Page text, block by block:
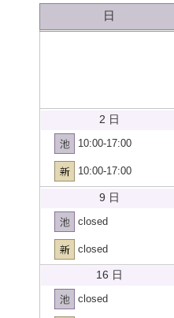
日
2 日
10:00-17:00
10:00-17:00
9 日
closed
closed
16 日
closed